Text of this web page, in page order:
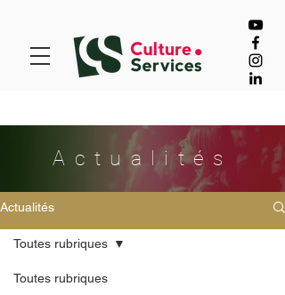
Actualités
Toutes rubriques
Toutes rubriques
Actualités